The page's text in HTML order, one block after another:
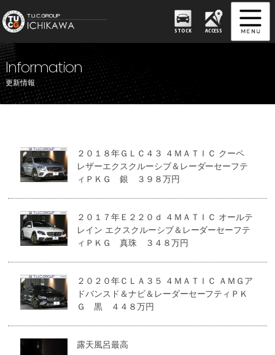
STOCK ACCESS
Information
更新情報
２０１８年ＧＬＣ４３ ４ＭＡＴＩＣ クーペ
レザーエクスクルーシブ＆レーダーセーフテ
ィＰＫＧ 銀 ３９８万円
２０１７年Ｅ２２０ｄ ４ＭＡＴＩＣ オールテ
レイン エクスクルーシブ＆レーダーセーフテ
ィＰＫＧ 真珠 ３４８万円
２０２０年ＣＬＡ３５ ４ＭＡＴＩＣ ＡＭＧア
ドバンスド＆ナビ＆レーダーセーフティＰＫ
Ｇ 黒 ４４８万円
露天風呂最高